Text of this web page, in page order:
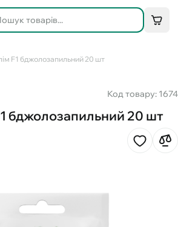
F1 бджолозапильний 20 шт
Код товару: 1674
бджолозапильний 20 шт